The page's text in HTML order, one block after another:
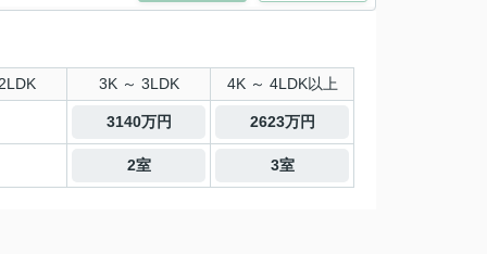
3K ～ 3LDK 4K ～ 4LDK以上
3140万円 2623万円
2室 3室